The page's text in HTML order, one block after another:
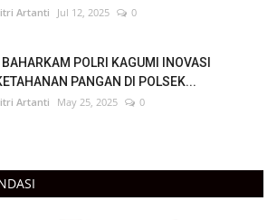
Artanti Jul 12, 2025 0
BAHARKAM POLRI KAGUMI INOVASI
PANGAN DI POLSEK...
Artanti May 25, 2025 0